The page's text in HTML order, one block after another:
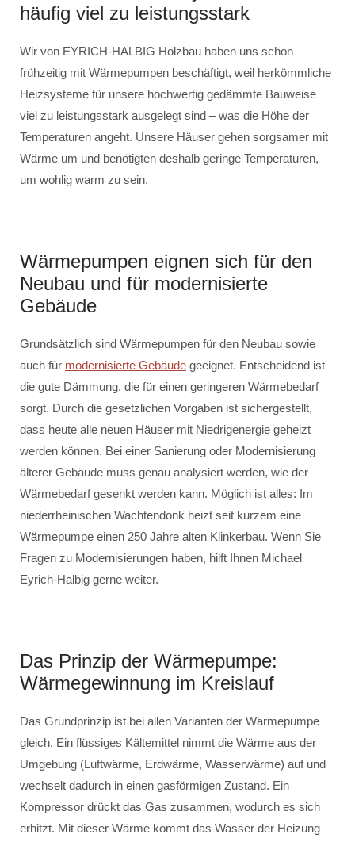
häufig viel zu leistungsstark
Wir von EYRICH-HALBIG Holzbau haben uns schon
frühzeitig mit Wärmepumpen beschäftigt, weil herkömmliche
Heizsysteme für unsere hochwertig gedämmte Bauweise
viel zu leistungsstark ausgelegt sind – was die Höhe der
Temperaturen angeht. Unsere Häuser gehen sorgsamer mit
Wärme um und benötigten deshalb geringe Temperaturen,
um wohlig warm zu sein.
Wärmepumpen eignen sich für den
Neubau und für modernisierte
Gebäude
Grundsätzlich sind Wärmepumpen für den Neubau sowie
auch für modernisierte Gebäude geeignet. Entscheidend ist
die gute Dämmung, die für einen geringeren Wärmebedarf
sorgt. Durch die gesetzlichen Vorgaben ist sichergestellt,
dass heute alle neuen Häuser mit Niedrigenergie geheizt
werden können. Bei einer Sanierung oder Modernisierung
älterer Gebäude muss genau analysiert werden, wie der
Wärmebedarf gesenkt werden kann. Möglich ist alles: Im
niederrheinischen Wachtendonk heizt seit kurzem eine
Wärmepumpe einen 250 Jahre alten Klinkerbau. Wenn Sie
Fragen zu Modernisierungen haben, hilft Ihnen Michael
Eyrich-Halbig gerne weiter.
Das Prinzip der Wärmepumpe:
Wärmegewinnung im Kreislauf
Das Grundprinzip ist bei allen Varianten der Wärmepumpe
gleich. Ein flüssiges Kältemittel nimmt die Wärme aus der
Umgebung (Luftwärme, Erdwärme, Wasserwärme) auf und
wechselt dadurch in einen gasförmigen Zustand. Ein
Kompressor drückt das Gas zusammen, wodurch es sich
erhitzt. Mit dieser Wärme kommt das Wasser der Heizung